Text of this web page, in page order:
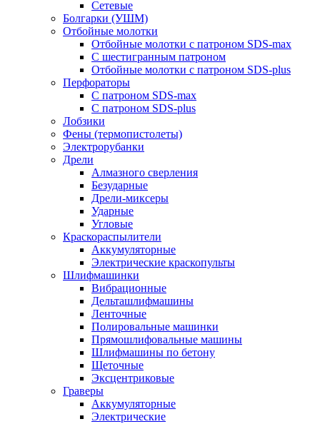
Сетевые
Болгарки (УШМ)
Отбойные молотки
Отбойные молотки с патроном SDS-max
С шестигранным патроном
Отбойные молотки с патроном SDS-plus
Перфораторы
С патроном SDS-max
С патроном SDS-plus
Лобзики
Фены (термопистолеты)
Электрорубанки
Дрели
Алмазного сверления
Безударные
Дрели-миксеры
Ударные
Угловые
Краскораспылители
Аккумуляторные
Электрические краскопульты
Шлифмашинки
Вибрационные
Дельташлифмашины
Ленточные
Полировальные машинки
Прямошлифовальные машины
Шлифмашины по бетону
Щеточные
Эксцентриковые
Граверы
Аккумуляторные
Электрические